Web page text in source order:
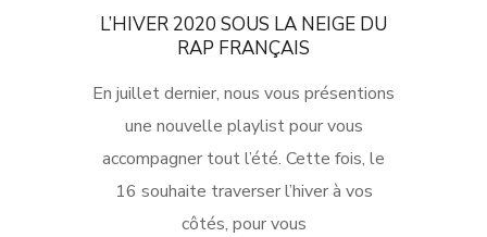
L’HIVER 2020 SOUS LA NEIGE DU
RAP FRANÇAIS
En juillet dernier, nous vous présentions
une nouvelle playlist pour vous
accompagner tout l’été. Cette fois, le
16 souhaite traverser l’hiver à vos
côtés, pour vous